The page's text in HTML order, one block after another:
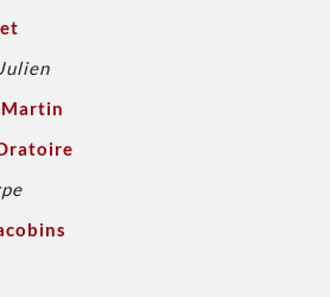
Martin